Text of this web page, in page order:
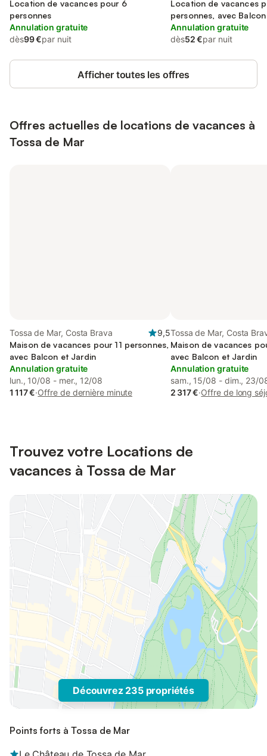
de Mar
Location de vacances pour 6
personnes
Annulation gratuite
dès99 €par nuit
Location de vacances
personnes, avec Balcon
Annulation gratuite
dès52 €par nuit
Afficher toutes les offres
Offres actuelles de locations de vacances à
Tossa de Mar
Tossa de Mar, Costa Brava
9,5
Maison de vacances pour 11 personnes,
avec Balcon et Jardin
Annulation gratuite
lun., 10/08 - mer., 12/08
1 117 €·Offre de dernière minute
Tossa de Mar, Costa
Maison de vacances
avec Balcon et Jardin
Annulation gratuite
sam., 15/08 - dim., 23/
2 317 €·Offre de long
Trouvez votre Locations de
vacances à Tossa de Mar
Découvrez 235 propriétés
Points forts à Tossa de Mar